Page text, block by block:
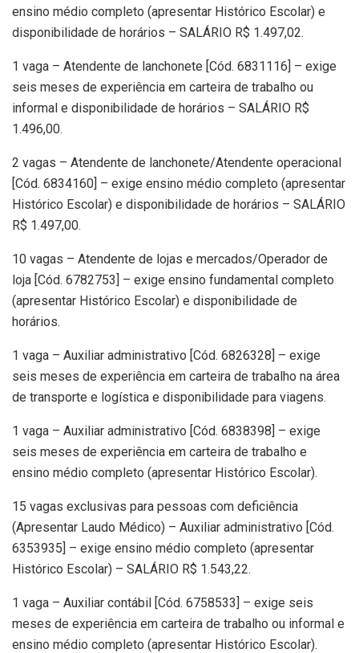
ensino médio completo (apresentar Histórico Escolar) e
disponibilidade de horários – SALÁRIO R$ 1.497,02.
1 vaga – Atendente de lanchonete [Cód. 6831116] – exige
seis meses de experiência em carteira de trabalho ou
informal e disponibilidade de horários – SALÁRIO R$
1.496,00.
2 vagas – Atendente de lanchonete/Atendente operacional
[Cód. 6834160] – exige ensino médio completo (apresentar
Histórico Escolar) e disponibilidade de horários – SALÁRIO
R$ 1.497,00.
10 vagas – Atendente de lojas e mercados/Operador de
loja [Cód. 6782753] – exige ensino fundamental completo
(apresentar Histórico Escolar) e disponibilidade de
horários.
1 vaga – Auxiliar administrativo [Cód. 6826328] – exige
seis meses de experiência em carteira de trabalho na área
de transporte e logística e disponibilidade para viagens.
1 vaga – Auxiliar administrativo [Cód. 6838398] – exige
seis meses de experiência em carteira de trabalho e
ensino médio completo (apresentar Histórico Escolar).
15 vagas exclusivas para pessoas com deficiência
(Apresentar Laudo Médico) – Auxiliar administrativo [Cód.
6353935] – exige ensino médio completo (apresentar
Histórico Escolar) – SALÁRIO R$ 1.543,22.
1 vaga – Auxiliar contábil [Cód. 6758533] – exige seis
meses de experiência em carteira de trabalho ou informal e
ensino médio completo (apresentar Histórico Escolar).